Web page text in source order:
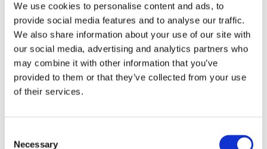
We use cookies to personalise content and ads, to
provide social media features and to analyse our traffic.
We also share information about your use of our site with
our social media, advertising and analytics partners who
may combine it with other information that you’ve
provided to them or that they’ve collected from your use
of their services.
Selection
Necessary
Sirius tar leverans av
nybygge